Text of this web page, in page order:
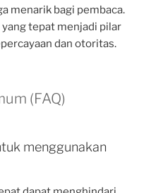
menarik bagi pembaca.
tepat menjadi pilar
dan otoritas.
(FAQ)
menggunakan